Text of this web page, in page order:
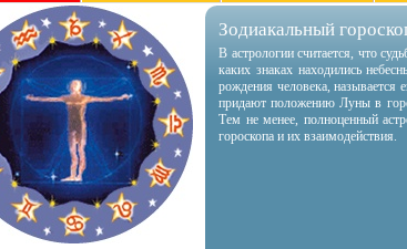
Зодиакальный
В астрологии считается, что
каких знаках находились
рождения человека, называется
придают положению Луны в
Тем не менее, полноценный
гороскопа и их взаимодействия.